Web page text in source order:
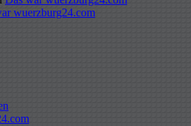
wuerzburg24.com